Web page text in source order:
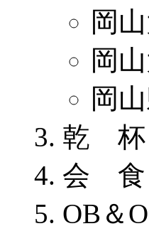
岡
岡
岡
乾 杯
会 食
OB＆